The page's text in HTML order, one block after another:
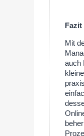
Fazit
Mit
auch